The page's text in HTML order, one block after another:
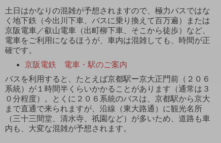
土日はかなりの混雑が予想されますので、極力バスではな
く地下鉄（今出川下車、バスに乗り換えて百万遍）または
京阪電車／叡山電車（出町柳下車、そこから徒歩）など、
電車をご利用になるほうが、車内は混雑しても、時間が正
確です。
京阪電鉄 電車・駅のご案内
バスを利用すると、たとえば京都駅ー京大正門前（２０６
系統）が１時間半くらいかかることがあります（通常は３
０分程度）。とくに２０６系統のバスは、京都駅から京大
まで直通で来られますが、沿線（東大路通）に観光名所
（三十三間堂、清水寺、祇園など）が多いため、道路も車
内も、大変な混雑が予想されます。